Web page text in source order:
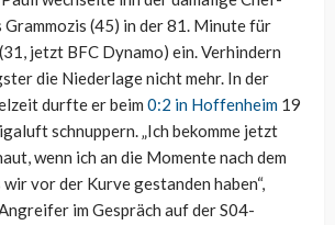
(45) in der 81. Minute für
jetzt BFC Dynamo) ein. Verhindern
die Niederlage nicht mehr. In der
durfte er beim 0:2 in Hoffenheim 19
schnuppern. „Ich bekomme jetzt
wenn ich an die Momente nach dem
vor der Kurve gestanden haben“,
im Gespräch auf der S04-